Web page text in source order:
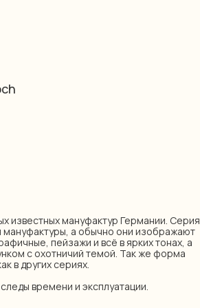
известных мануфактур Германии. Серия
а обычно они изображают
пейзажи и всё в ярких тонах, а
с охотничий темой. Так же форма
в других сериях.
времени и эксплуатации.